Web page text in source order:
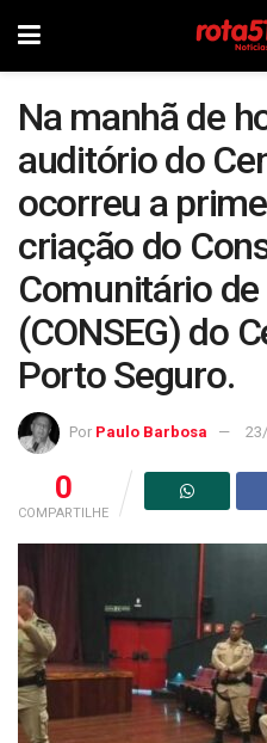
Na manhã de
auditório do
ocorreu a
criação do
Comunitário
(CONSEG) do
Porto Seguro.
Por Paulo Barbosa
0
COMPARTILHE